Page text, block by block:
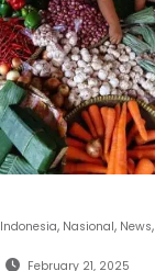
Indonesia, Nasional, News,
February 21, 2025